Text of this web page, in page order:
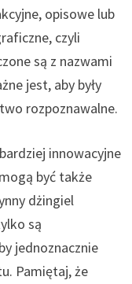
opisowe lub
czyli
są z nazwami
jest, aby były
rozpoznawalne.
innowacyjne
być także
dżingiel
są
jednoznacznie
Pamiętaj, że